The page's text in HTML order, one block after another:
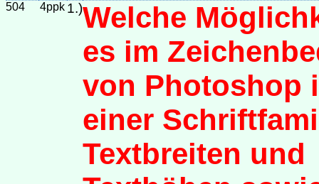
504 4ppk 1.)Welche
es im
von Photoshop
einer
Textbreiten und